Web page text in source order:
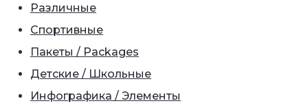
Различные
Спортивные
Пакеты / Packages
Детские / Школьные
Инфографика / Элементы